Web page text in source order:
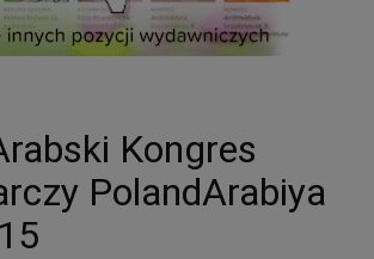
Kongres
PolandArabiya